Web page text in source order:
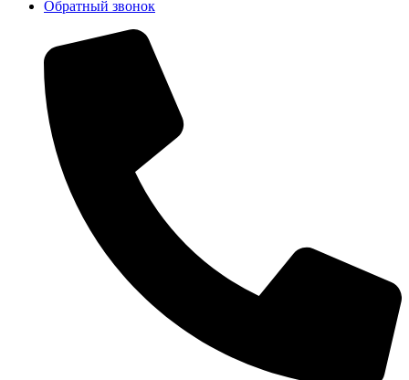
Обратный звонок